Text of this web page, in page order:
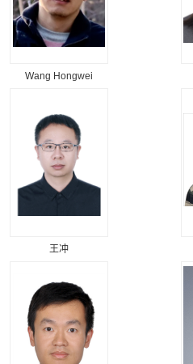
Wang Hongwei
王冲